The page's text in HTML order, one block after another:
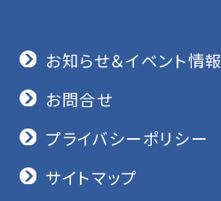
お知らせ＆イベント情報
お問合せ
プライバシーポリシー
サイトマップ